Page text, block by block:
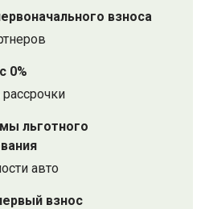
взноса
0%
льготного
авто
взнос